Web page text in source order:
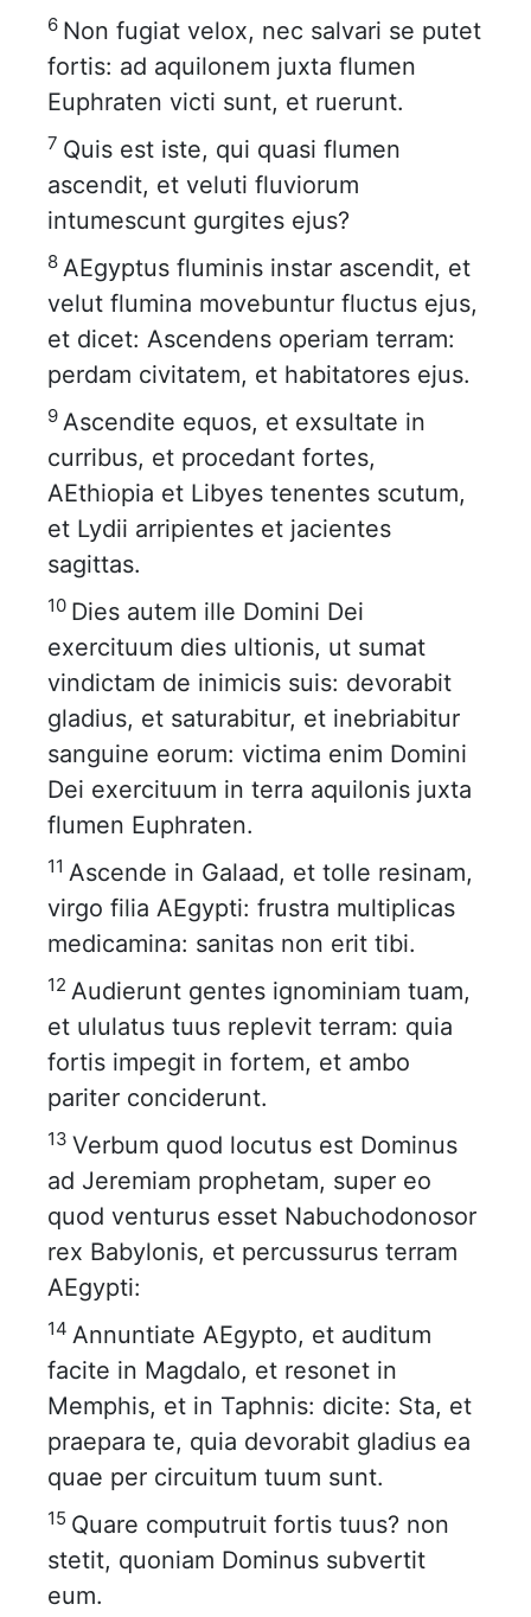
6 Non fugiat velox, nec salvari se putet
fortis: ad aquilonem juxta flumen
Euphraten victi sunt, et ruerunt.
7 Quis est iste, qui quasi flumen
ascendit, et veluti fluviorum
intumescunt gurgites ejus?
8 AEgyptus fluminis instar ascendit, et
velut flumina movebuntur fluctus ejus,
et dicet: Ascendens operiam terram:
perdam civitatem, et habitatores ejus.
9 Ascendite equos, et exsultate in
curribus, et procedant fortes,
AEthiopia et Libyes tenentes scutum,
et Lydii arripientes et jacientes
sagittas.
10 Dies autem ille Domini Dei
exercituum dies ultionis, ut sumat
vindictam de inimicis suis: devorabit
gladius, et saturabitur, et inebriabitur
sanguine eorum: victima enim Domini
Dei exercituum in terra aquilonis juxta
flumen Euphraten.
11 Ascende in Galaad, et tolle resinam,
virgo filia AEgypti: frustra multiplicas
medicamina: sanitas non erit tibi.
12 Audierunt gentes ignominiam tuam,
et ululatus tuus replevit terram: quia
fortis impegit in fortem, et ambo
pariter conciderunt.
13 Verbum quod locutus est Dominus
ad Jeremiam prophetam, super eo
quod venturus esset Nabuchodonosor
rex Babylonis, et percussurus terram
AEgypti:
14 Annuntiate AEgypto, et auditum
facite in Magdalo, et resonet in
Memphis, et in Taphnis: dicite: Sta, et
praepara te, quia devorabit gladius ea
quae per circuitum tuum sunt.
15 Quare computruit fortis tuus? non
stetit, quoniam Dominus subvertit
eum.